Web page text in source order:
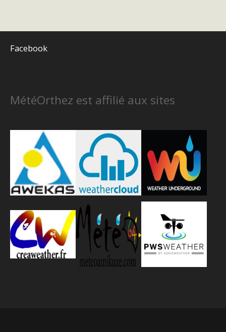
Facebook
MétéOrthez est affilié aux sites